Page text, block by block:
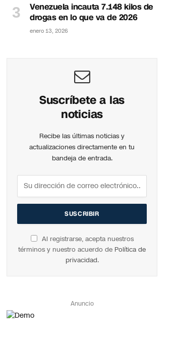
Venezuela incauta 7.148 kilos de
drogas en lo que va de 2026
enero 13, 2026
Suscríbete a las
noticias
Recibe las últimas noticias y
actualizaciones directamente en tu
bandeja de entrada.
Al registrarse, acepta nuestros
términos y nuestro acuerdo de Política de
privacidad.
Anuncio